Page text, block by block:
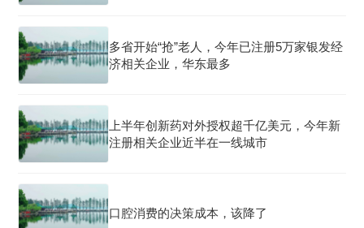
多省开始“抢”老人，今年已注册5万家银发经
济相关企业，华东最多
上半年创新药对外授权超千亿美元，今年新
注册相关企业近半在一线城市
口腔消费的决策成本，该降了